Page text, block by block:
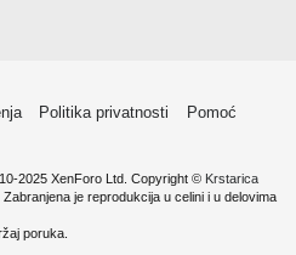
Politika privatnosti
Pomoć
2025 XenForo Ltd. Copyright © Krstarica
je reprodukcija u celini i u delovima
poruka.